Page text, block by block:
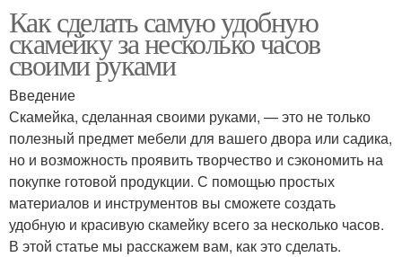
Как сделать самую удобную
скамейку за несколько часов
своими руками
Введение
Скамейка, сделанная своими руками, — это не только
полезный предмет мебели для вашего двора или садика,
но и возможность проявить творчество и сэкономить на
покупке готовой продукции. С помощью простых
материалов и инструментов вы сможете создать
удобную и красивую скамейку всего за несколько часов.
В этой статье мы расскажем вам, как это сделать.